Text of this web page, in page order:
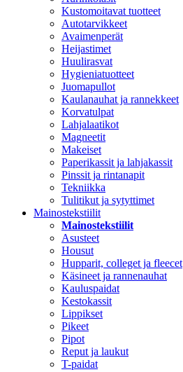
Kustomoitavat tuotteet
Autotarvikkeet
Avaimenperät
Heijastimet
Huulirasvat
Hygieniatuotteet
Juomapullot
Kaulanauhat ja rannekkeet
Korvatulpat
Lahjalaatikot
Magneetit
Makeiset
Paperikassit ja lahjakassit
Pinssit ja rintanapit
Tekniikka
Tulitikut ja sytyttimet
Mainostekstiilit
Mainostekstiilit
Asusteet
Housut
Hupparit, colleget ja fleecet
Käsineet ja rannenauhat
Kauluspaidat
Kestokassit
Lippikset
Pikeet
Pipot
Reput ja laukut
T-paidat